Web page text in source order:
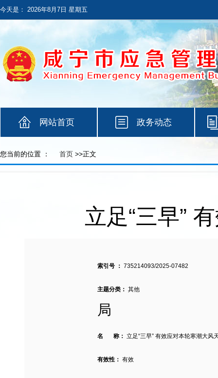
今天是： 2026年8月7日 星期五
网站首页 政务动态
您当前的位置 ： 首页 >>正文
立足“三早”
索引号 ： 735214093/2025-07482
主题分类： 其他
局
名 称： 立足“三早” 有效应对本轮寒潮大风
有效性： 有效